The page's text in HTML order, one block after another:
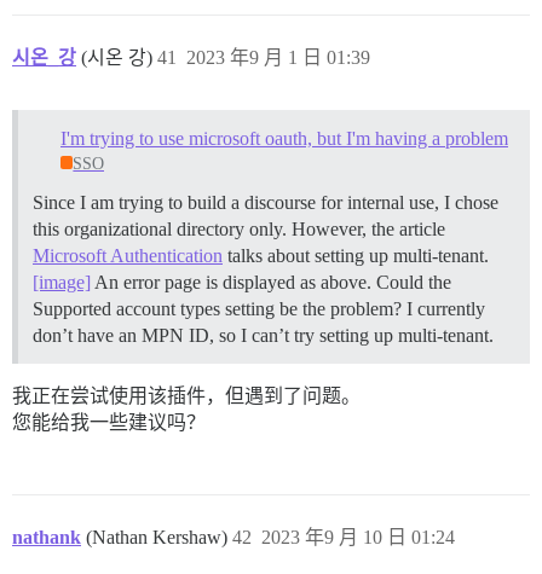
시온_강 (시온 강) 2023 年9 月 1 日 01:39
41
I'm trying to use microsoft oauth, but I'm having a problem
SSO
Since I am trying to build a discourse for internal use, I chose
this organizational directory only. However, the article
Microsoft Authentication talks about setting up multi-tenant.
[image] An error page is displayed as above. Could the
Supported account types setting be the problem? I currently
don’t have an MPN ID, so I can’t try setting up multi-tenant.
我正在尝试使用该插件，但遇到了问题。
您能给我一些建议吗？
nathank (Nathan Kershaw) 2023 年9 月 10 日 01:24
42